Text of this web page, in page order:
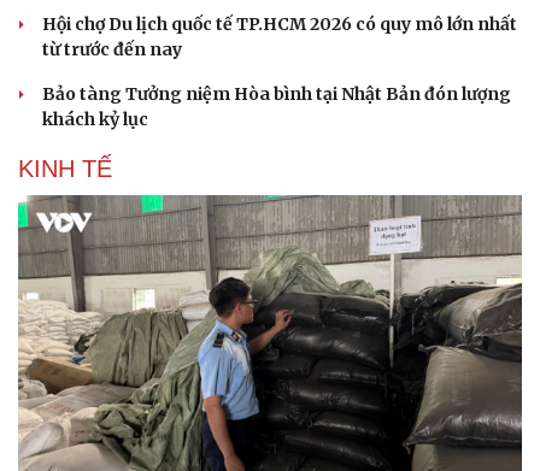
Sân khấu - Điện ảnh
Âm nhạc
Di sản
Sao Việt
Hội chợ Du lịch quốc tế TP.HCM 2026 có quy mô lớn nhất
từ trước đến nay
Bảo tàng Tưởng niệm Hòa bình tại Nhật Bản đón lượng
khách kỷ lục
KINH TẾ